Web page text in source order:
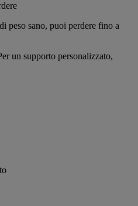
peso sano, puoi perdere fino a
un supporto personalizzato,